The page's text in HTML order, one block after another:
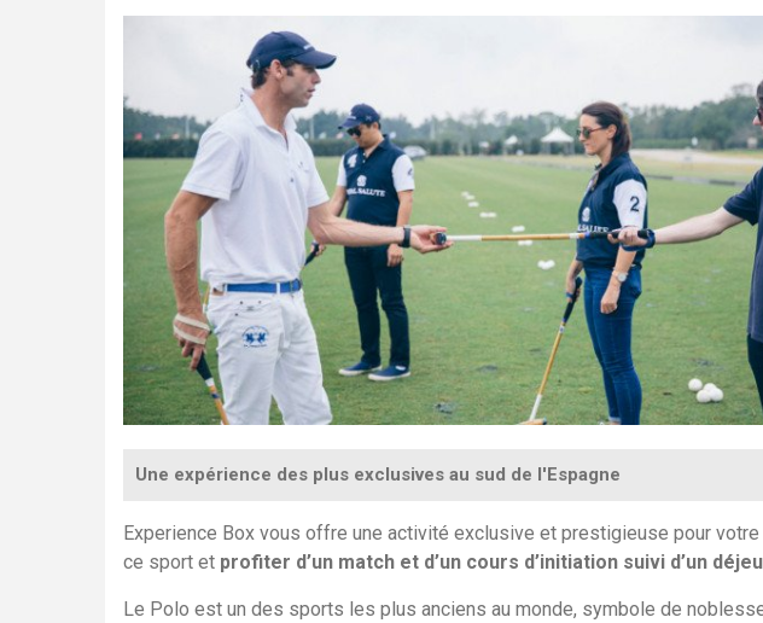
Une expérience des plus exclusives au sud de l'Espagne
Experience Box vous offre une activité exclusive et prestigieuse pour
ce sport et profiter d’un match et d’un cours d’initiation suivi d’un
Le Polo est un des sports les plus anciens au monde, symbole de